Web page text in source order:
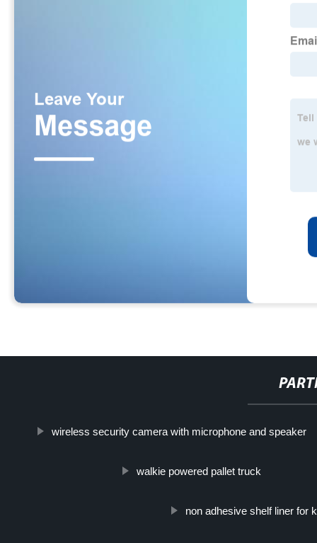
wireless security camera with microphone and speaker
walkie powered pallet truck
non adhesive shelf liner for